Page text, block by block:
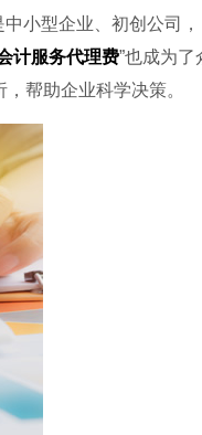
小型企业、初创公司，
计服务代理费”也成为了
帮助企业科学决策。